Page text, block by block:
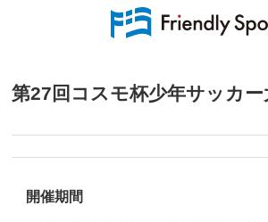
第27回コスモ杯少年サッカ
開催期間